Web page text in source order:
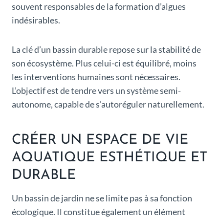
souvent responsables de la formation d’algues
indésirables.
La clé d’un bassin durable repose sur la stabilité de
son écosystème. Plus celui-ci est équilibré, moins
les interventions humaines sont nécessaires.
L’objectif est de tendre vers un système semi-
autonome, capable de s’autoréguler naturellement.
CRÉER UN ESPACE DE VIE
AQUATIQUE ESTHÉTIQUE ET
DURABLE
Un bassin de jardin ne se limite pas à sa fonction
écologique. Il constitue également un élément